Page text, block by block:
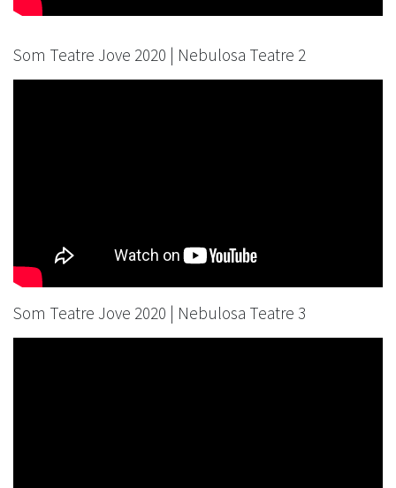
Som Teatre Jove 2020 | Nebulosa Teatre 2
Som Teatre Jove 2020 | Nebulosa Teatre 3